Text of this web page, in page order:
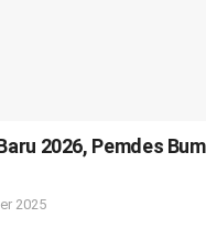
2026, Pemdes
2025